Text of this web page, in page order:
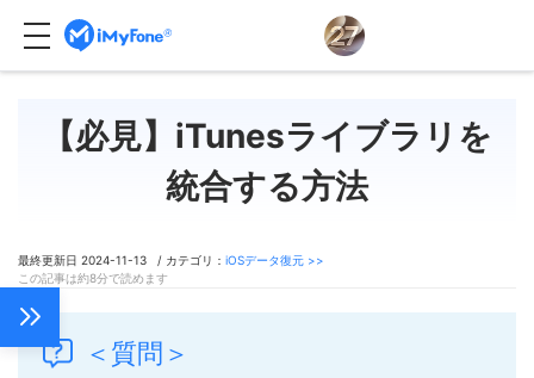
【必見】iTunesライブラリを
統合する方法
最終更新日 2024-11-13 / カテゴリ： iOSデータ復元 >>
この記事は約8分で読めます
＜質問＞